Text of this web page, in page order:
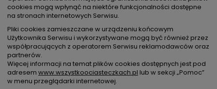
cookies mogą wpłynąć na niektóre funkcjonalności dostępne
na stronach internetowych Serwisu.
Pliki cookies zamieszczane w urządzeniu końcowym
Użytkownika Serwisu i wykorzystywane mogą być również przez
współpracujących z operatorem Serwisu reklamodawców oraz
partnerów.
Więcej informacji na temat plików cookies dostępnych jest pod
adresem www.wszystkoociasteczkach.pl lub w sekcji „Pomoc”
w menu przeglądarki internetowej.